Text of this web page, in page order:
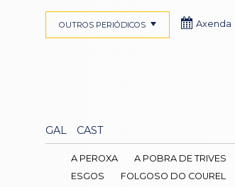
GAL CAST
OUTROS PERIÓDICOS Axenda
A PEROXA A POBRA DE TRIVES
ESGOS
FOLGOSO DO COUREL